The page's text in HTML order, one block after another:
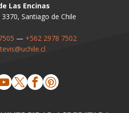
Las Encinas
3370, Santiago de Chile
— +562 2978 7502